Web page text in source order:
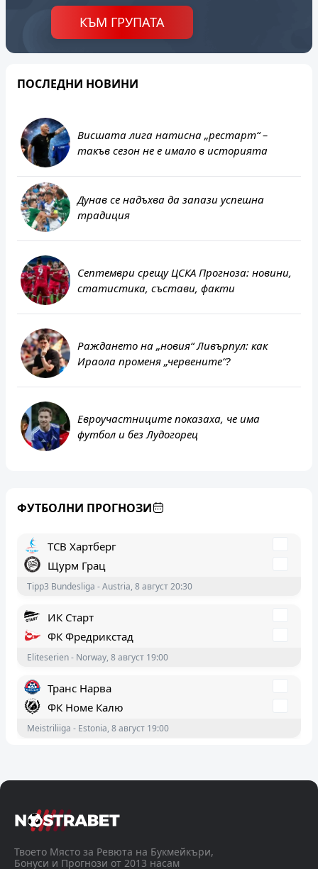
КЪМ ГРУПАТА
ПОСЛЕДНИ НОВИНИ
Висшата лига натисна „рестарт“ –
такъв сезон не е имало в историята
Дунав се надъхва да запази успешна
традиция
Септември срещу ЦСКА Прогноза: новини,
статистика, състави, факти
Раждането на „новия“ Ливърпул: как
Ираола променя „червените“?
Евроучастниците показаха, че има
футбол и без Лудогорец
ФУТБОЛНИ ПРОГНОЗИ
Суперлига - Швейцария, 8 август 21:30
ТСВ Хартберг
Щурм Грац
Tipp3 Bundesliga - Austria, 8 август 20:30
ИК Старт
ФК Фредрикстад
Eliteserien - Norway, 8 август 19:00
Транс Нарва
ФК Номе Калю
Meistriliiga - Estonia, 8 август 19:00
Йънг Бойс
Дънди
Абърдийн
Твоето Място за Ревюта на Букмейкъри,
Бонуси и Прогнози от 2013 насам